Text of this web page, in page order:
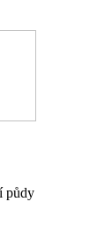
půdy